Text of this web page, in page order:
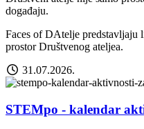
događaju.
Faces of DAtelje predstavljaju
prostor Društvenog ateljea.
31.07.2026.
STEMpo - kalendar